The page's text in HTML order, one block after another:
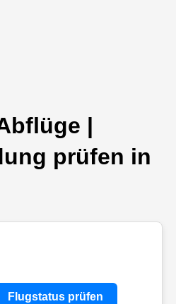
|
prüfen in
Flugstatus prüfen